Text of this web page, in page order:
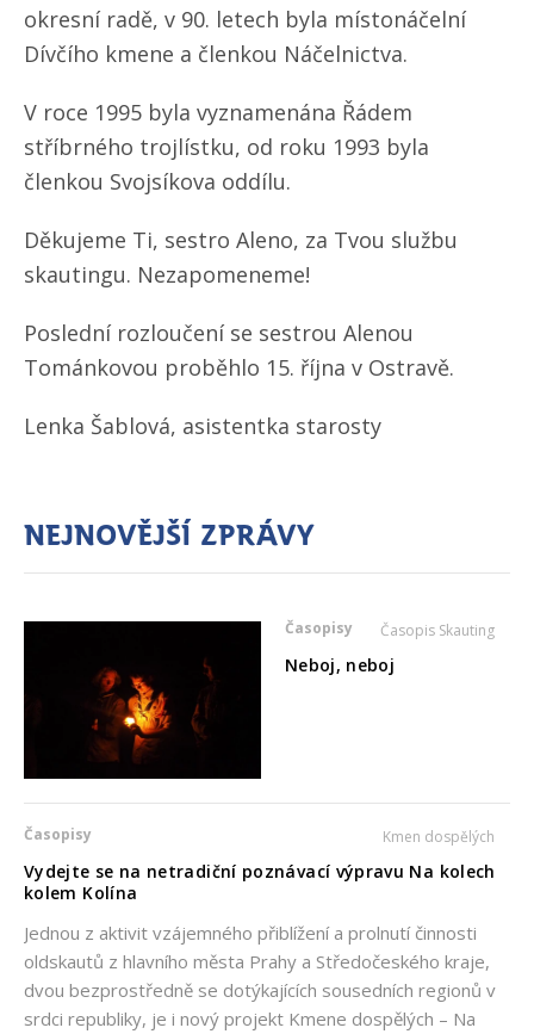
okresní radě, v 90. letech byla místonáčelní
Dívčího kmene a členkou Náčelnictva.
V roce 1995 byla vyznamenána Řádem
stříbrného trojlístku, od roku 1993 byla
členkou Svojsíkova oddílu.
Děkujeme Ti, sestro Aleno, za Tvou službu
skautingu. Nezapomeneme!
Poslední rozloučení se sestrou Alenou
Tománkovou proběhlo 15. října v Ostravě.
Lenka Šablová, asistentka starosty
Nejnovější zprávy
Časopisy Časopis Skauting
Neboj, neboj
Časopisy Kmen dospělých
Vydejte se na netradiční poznávací výpravu Na kolech
kolem Kolína
Jednou z aktivit vzájemného přiblížení a prolnutí činnosti
oldskautů z hlavního města Prahy a Středočeského kraje,
dvou bezprostředně se dotýkajících sousedních regionů v
srdci republiky, je i nový projekt Kmene dospělých – Na